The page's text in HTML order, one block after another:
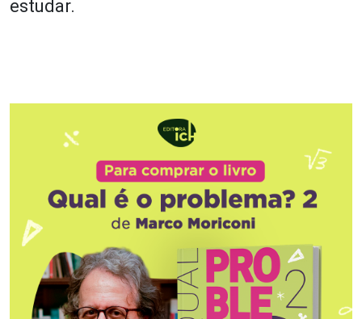
estudar.